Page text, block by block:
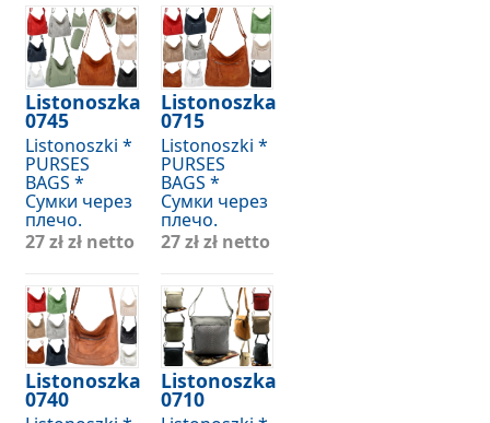
Listonoszka
0745
Listonoszki *
PURSES
BAGS *
Сумки через
плечо.
27 złzł netto
Listonoszka
0740
Listonoszka
0715
Listonoszki *
PURSES
BAGS *
Сумки через
плечо.
27 złzł netto
Listonoszka
0710